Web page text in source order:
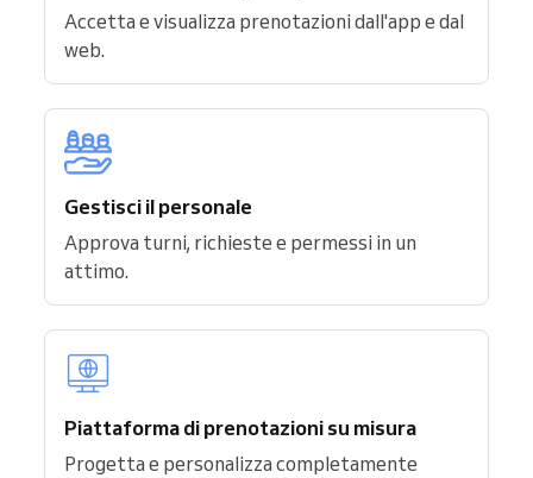
Accetta e visualizza prenotazioni dall'app e dal
web.
Gestisci il personale
Approva turni, richieste e permessi in un
attimo.
Piattaforma di prenotazioni su misura
Progetta e personalizza completamente